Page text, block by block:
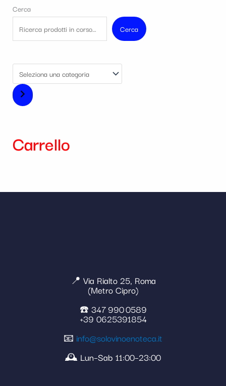
Cerca
Cerca
Carrello
📍 Via Rialto 25, Roma
(Metro Cipro)
☎️ 347 990 0589
+39 0625391854
📧 info@solovinoenoteca.it
🕰️ Lun–Sab 11:00–23:00